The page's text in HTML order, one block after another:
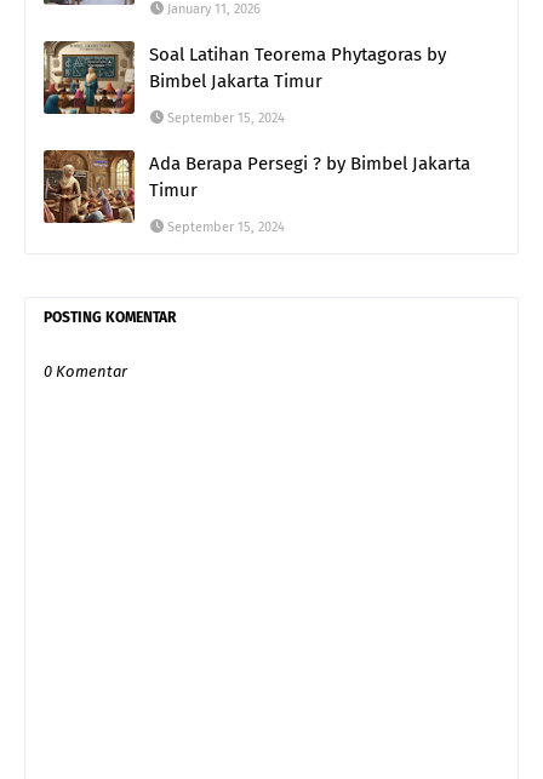
January 11, 2026
Soal Latihan Teorema Phytagoras by
Bimbel Jakarta Timur
September 15, 2024
Ada Berapa Persegi ? by Bimbel Jakarta
Timur
September 15, 2024
POSTING KOMENTAR
0 Komentar